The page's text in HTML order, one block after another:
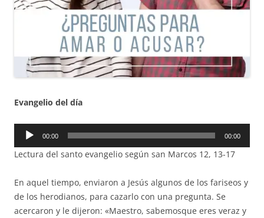
Evangelio del día
Reproductor
audio
00:00 00:00
Lectura del santo evangelio según san Marcos 12, 13-17
En aquel tiempo, enviaron a Jesús algunos de los fariseos y
de los herodianos, para cazarlo con una pregunta. Se
acercaron y le dijeron: «Maestro, sabemosque eres veraz y